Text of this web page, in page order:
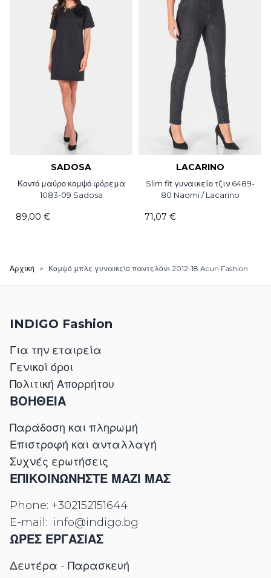
SADOSA
Κοντό μαύρο κομψό φόρεμα
1083-09 Sadosa
89,00 €
LACARINO
Slim fit γυναικείο τζιν 6489-
80 Naomi / Lacarino
71,07 €
Αρχική > Κομψό μπλε γυναικείο παντελόνι 2012-18 Acun Fashion
INDIGO Fashion
Για την εταιρεία
Γενικοί όροι
Πολιτική Απορρήτου
ΒΟΗΘΕΙΑ
Παράδοση και πληρωμή
Επιστροφή και ανταλλαγή
Συχνές ερωτήσεις
ΕΠΙΚΟΙΝΩΝΉΣΤΕ ΜΑΖΊ ΜΑΣ
Phone: +302152151644
E-mail: info@indigo.bg
ΩΡΕΣ ΕΡΓΑΣΊΑΣ
Δευτέρα - Παρασκευή